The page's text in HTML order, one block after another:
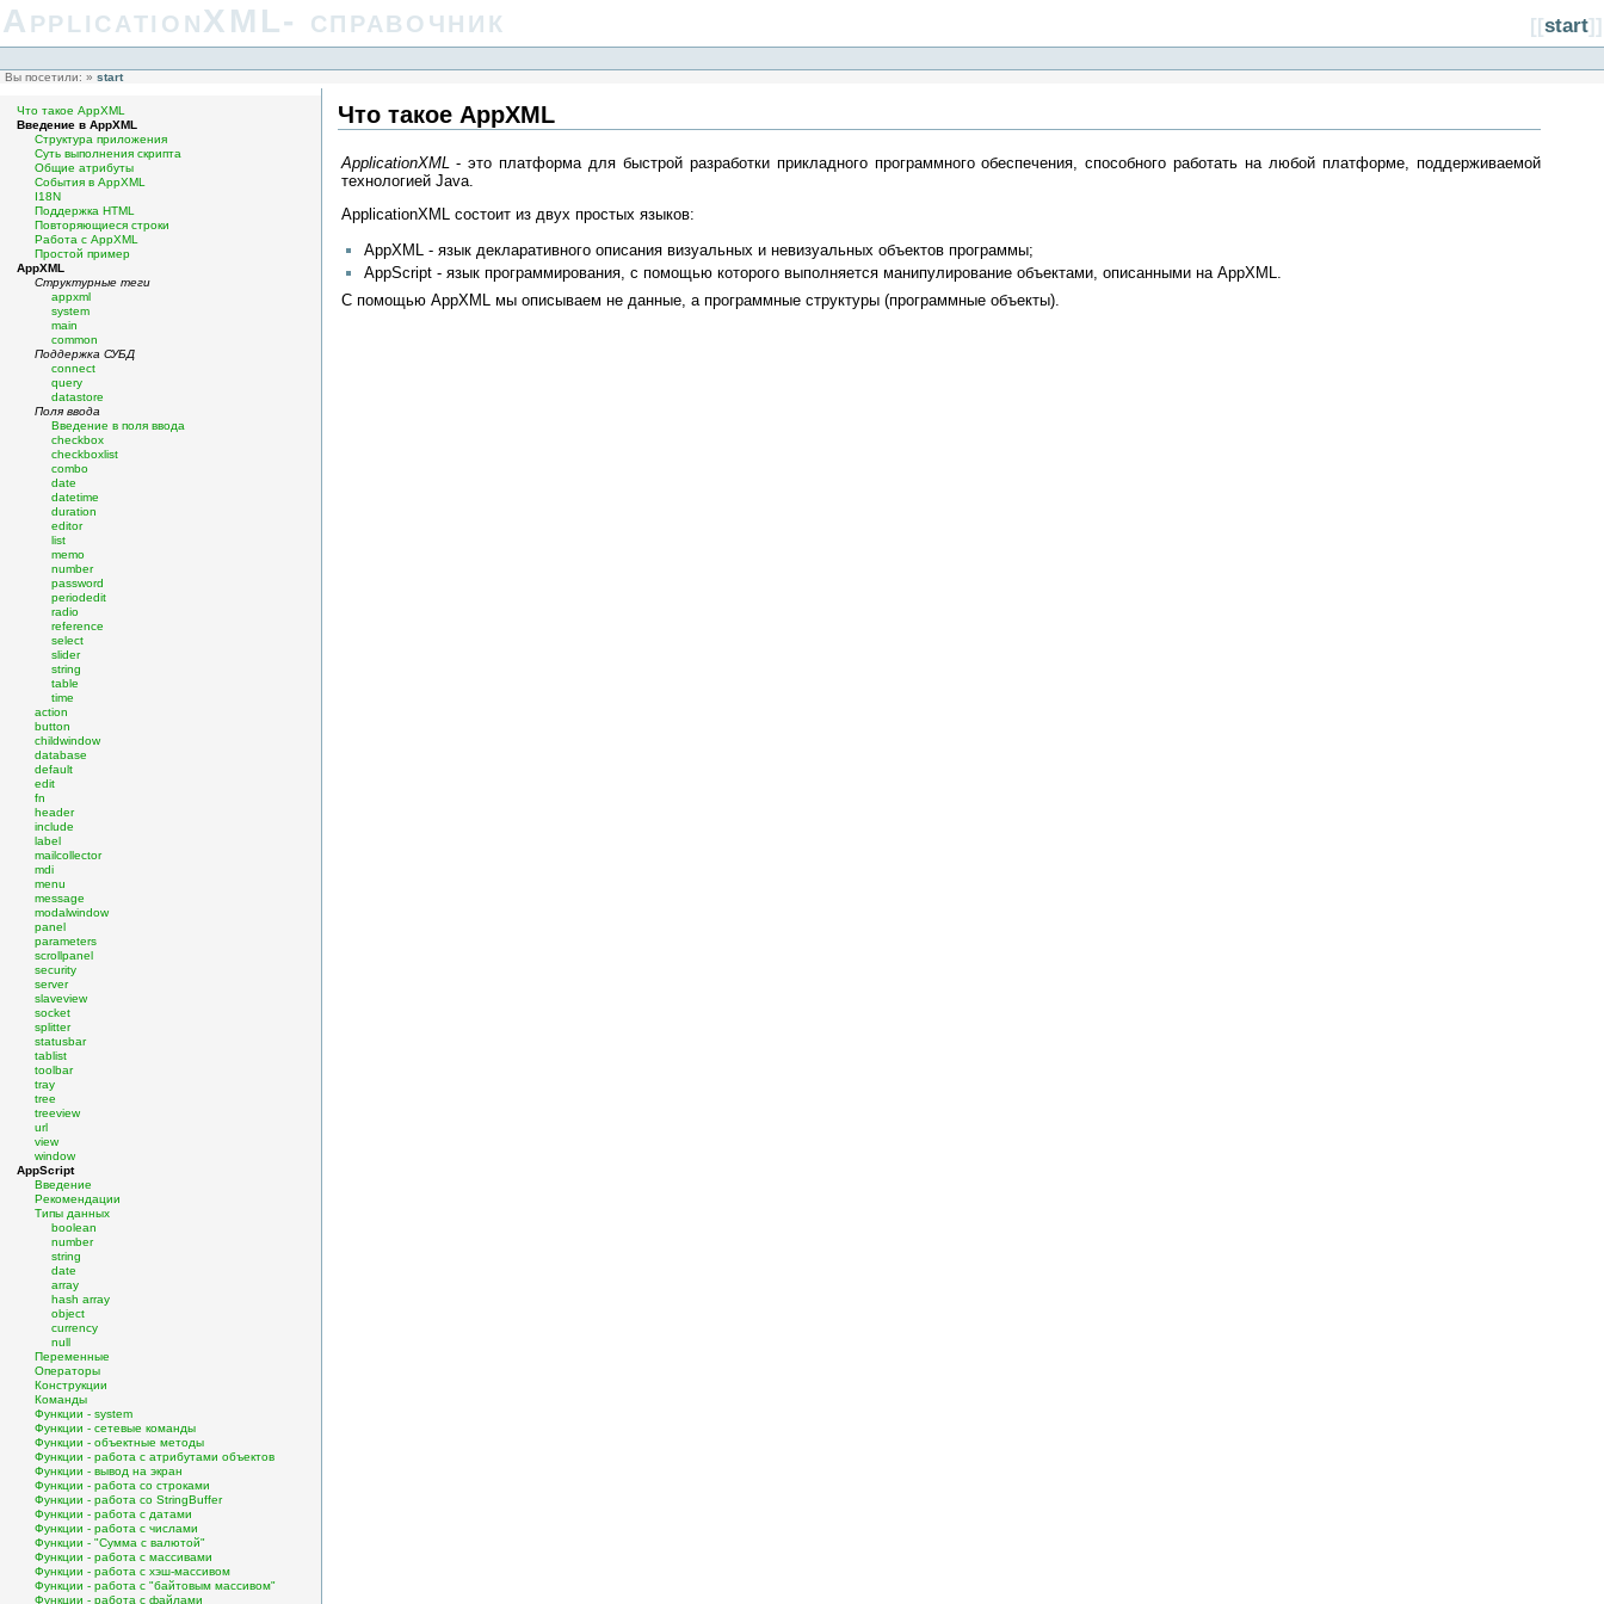
ApplicationXML- справочник [[start]]
Вы посетили: » start
Что такое AppXML
Введение в AppXML
Структура приложения
Суть выполнения скрипта
Общие атрибуты
События в AppXML
I18N
Поддержка HTML
Повторяющиеся строки
Работа с AppXML
Простой пример
AppXML
Структурные теги
appxml
system
main
common
Поддержка СУБД
connect
query
datastore
Поля ввода
Введение в поля ввода
checkbox
checkboxlist
combo
date
datetime
duration
editor
list
memo
number
password
periodedit
radio
reference
select
slider
string
table
time
action
button
childwindow
database
default
edit
fn
header
include
label
mailcollector
mdi
menu
message
modalwindow
panel
parameters
scrollpanel
security
server
slaveview
socket
splitter
statusbar
tablist
toolbar
tray
tree
treeview
url
view
window
AppScript
Введение
Рекомендации
Типы данных
boolean
number
string
date
array
hash array
object
currency
null
Переменные
Операторы
Конструкции
Команды
Функции - system
Функции - сетевые команды
Функции - объектные методы
Функции - работа с атрибутами объектов
Функции - вывод на экран
Функции - работа со строками
Функции - работа со StringBuffer
Функции - работа с датами
Функции - работа с числами
Функции - "Сумма с валютой"
Функции - работа с массивами
Функции - работа с хэш-массивом
Функции - работа с "байтовым массивом"
Функции - работа с файлами
Что такое AppXML
ApplicationXML- это платформа для быстрой разработки прикладного программного обеспечения, способного работать на любой платформе, поддерживаемой
технологией Java.
ApplicationXML состоит из двух простых языков:
AppXML - язык декларативного описания визуальных и невизуальных объектов программы;
AppScript - язык программирования, с помощью которого выполняется манипулирование объектами, описанными на AppXML.
С помощью AppXML мы описываем не данные, а программные структуры (программные объекты).